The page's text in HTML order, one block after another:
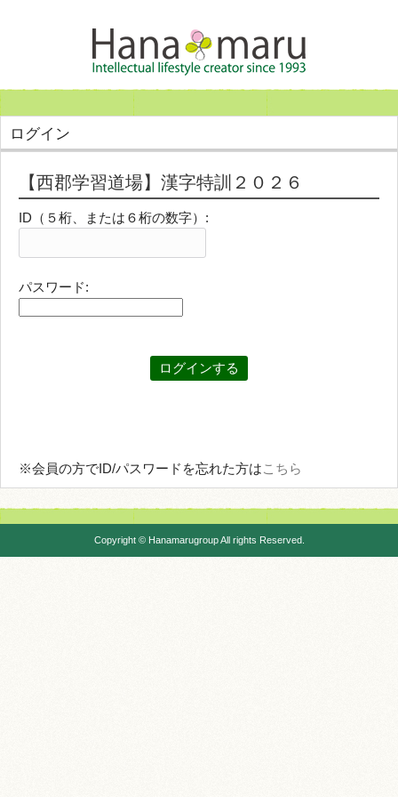
ログイン
【西郡学習道場】漢字特訓２０２６
ID（５桁、または６桁の数字）:
パスワード:
※会員の方でID/パスワードを忘れた方はこちら
Copyright © Hanamarugroup All rights Reserved.